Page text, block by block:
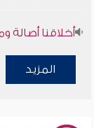
أخلاقنا أصالة
وأمنهم من
المزيد